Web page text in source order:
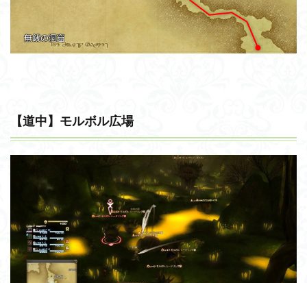
【道中】モルボル広場